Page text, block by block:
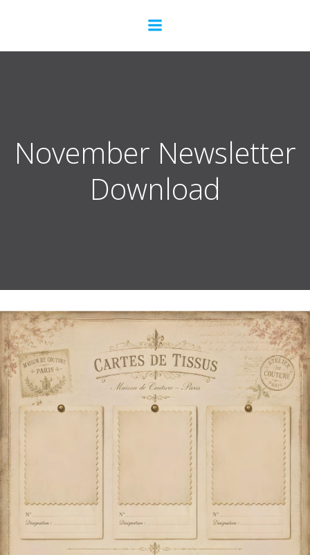
Inhalt
November Newsletter
Download